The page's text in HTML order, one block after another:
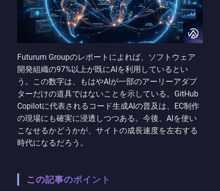
Futurum Groupのレポートによれば、ソフトウェア
開発組織の97%以上が既にAIを利用しているとい
う。この数字は、もはやAIが一部のアーリーアダプ
ターだけの道具ではないことを示している。GitHub
Copilotに代表されるコード生成AIの普及は、EC制作
の現場にも確実に浸透しつつある。今後、AIを使い
こなせるかどうかが、サイトの成長速度を左右する
時代になるだろう。
この記事のポイント